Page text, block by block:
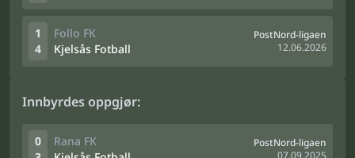
1
4
Follo FK
Kjelsås Fotball
PostNord-ligaen
12.06.2026
Innbyrdes oppgjør:
0
Rana FK
PostNord-ligaen
07.09.2025